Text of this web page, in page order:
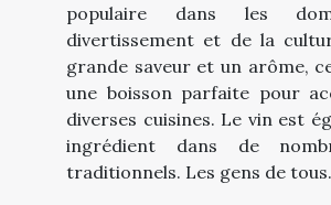
populaire dans les
divertissement et de la
grande saveur et un arôme,
une boisson parfaite pour
diverses cuisines. Le vin est
ingrédient dans de
traditionnels. Les gens de